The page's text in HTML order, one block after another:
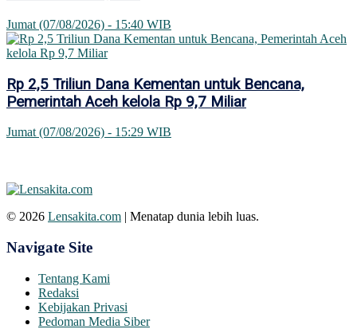
Jumat (07/08/2026) - 15:40 WIB
Rp 2,5 Triliun Dana Kementan untuk Bencana,
Pemerintah Aceh kelola Rp 9,7 Miliar
Jumat (07/08/2026) - 15:29 WIB
© 2026 Lensakita.com | Menatap dunia lebih luas.
Navigate Site
Tentang Kami
Redaksi
Kebijakan Privasi
Pedoman Media Siber